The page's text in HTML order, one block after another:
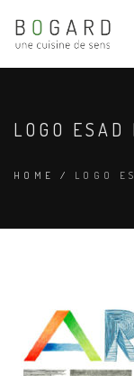
LOGO ESAD
HOME / LOGO